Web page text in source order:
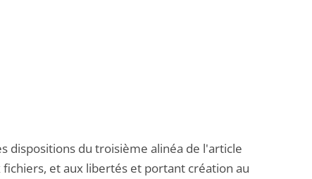
dispositions du troisième alinéa de l'article
et aux libertés et portant création au